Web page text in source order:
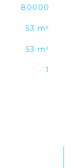
80000
53 m²
53 m²
1